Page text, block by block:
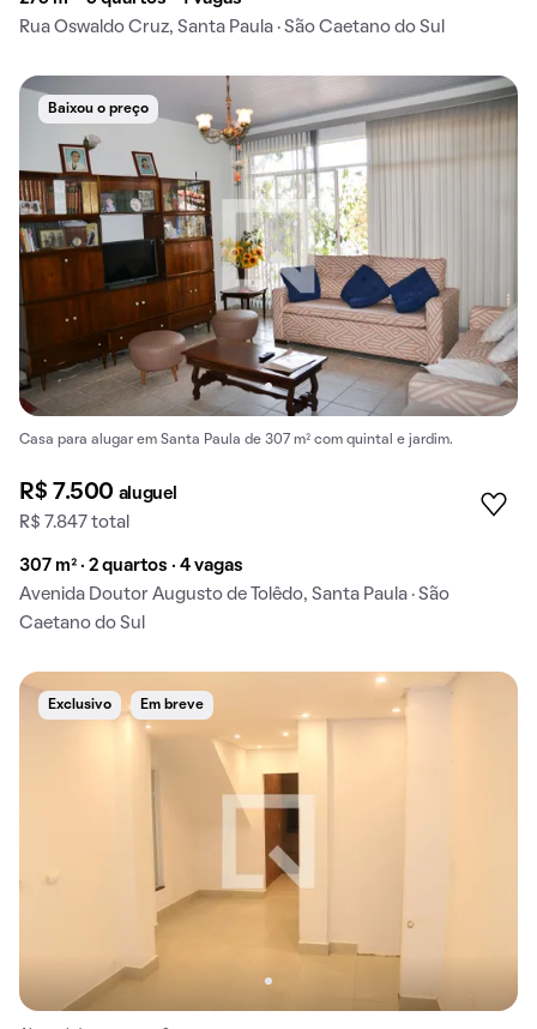
Rua Oswaldo Cruz, Santa Paula · São Caetano do Sul
Baixou o preço
Casa para alugar em Santa Paula de 307 m² com quintal e jardim.
R$ 7.500 aluguel
R$ 7.847 total
307 m² · 2 quartos · 4 vagas
Avenida Doutor Augusto de Tolêdo, Santa Paula · São
Caetano do Sul
Exclusivo Em breve